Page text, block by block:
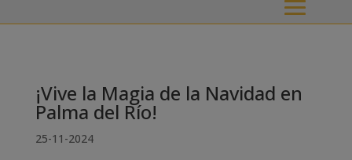
¡Vive la Magia de la Navidad en
Palma del Río!
25-11-2024